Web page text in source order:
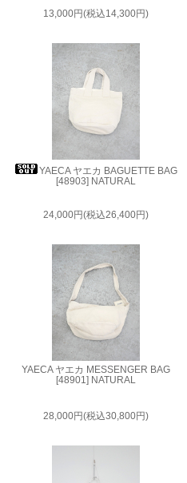
13,000円(税込14,300円)
YAECA ヤエカ BAGUETTE BAG
[48903] NATURAL
24,000円(税込26,400円)
YAECA ヤエカ MESSENGER BAG
[48901] NATURAL
28,000円(税込30,800円)